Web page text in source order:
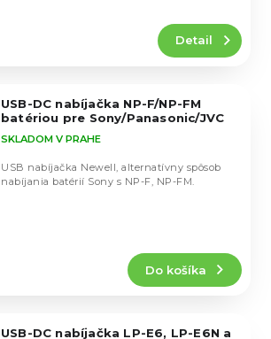
Detail
USB-DC nabíjačka NP-F/NP-FM
batériou pre Sony/Panasonic/JVC
SKLADOM V PRAHE
Do košíka
USB nabíjačka Newell, alternatívny spôsob
nabíjania batérií Sony s NP-F, NP-FM.
USB-DC nabíjačka LP-E6, LP-E6N a